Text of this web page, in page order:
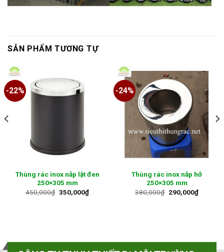
SẢN PHẨM TƯƠNG TỰ
-8%
Thùng rác đen nắp hở
250×305 mm
380,000₫ 350,000₫
Thùng rác nhựa HDPE 30 lít
Liên hệ